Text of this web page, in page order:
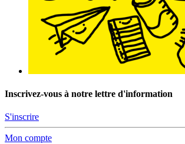
Inscrivez-vous à notre lettre d'information
S'inscrire
Mon compte